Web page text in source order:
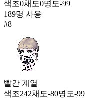
색조0채도0명도-99
189명 사용
#8
빨간 계열
색조242채도-80명도-99